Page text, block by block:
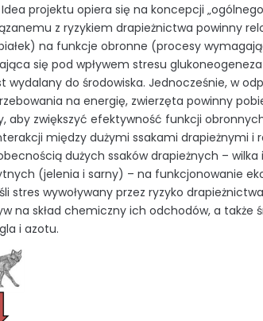
projektu opiera się na koncepcji
z ryzykiem drapieżnictwa powinny
na funkcje obronne (procesy
się pod wpływem stresu glukoneogeneza
do środowiska. Jednocześnie, w
na energię, zwierzęta powinny
aby zwiększyć efektywność funkcji
między dużymi ssakami drapieżnymi i
dużych ssaków drapieżnych – wilka
(jelenia i sarny) – na funkcjonowanie
stres wywoływany przez ryzyko
na skład chemiczny ich odchodów, a także
i azotu.